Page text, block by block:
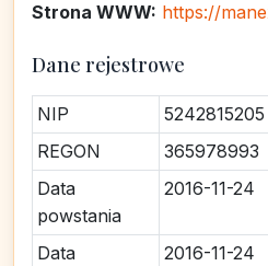
Strona WWW: https://
Dane rejestrowe
NIP
5242815205
REGON
365978993
Data
powstania
2016-11-24
Data
2016-11-24